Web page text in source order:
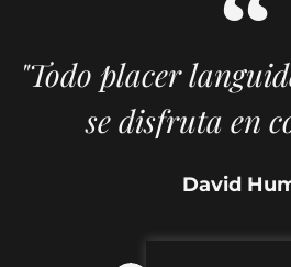
"Todo placer
se disfruta en
David